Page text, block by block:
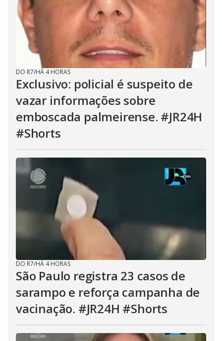
DO R7/HÁ 4 HORAS
Exclusivo: policial é suspeito de
vazar informações sobre
emboscada palmeirense. #JR24H
#Shorts
DO R7/HÁ 4 HORAS
São Paulo registra 23 casos de
sarampo e reforça campanha de
vacinação. #JR24H #Shorts